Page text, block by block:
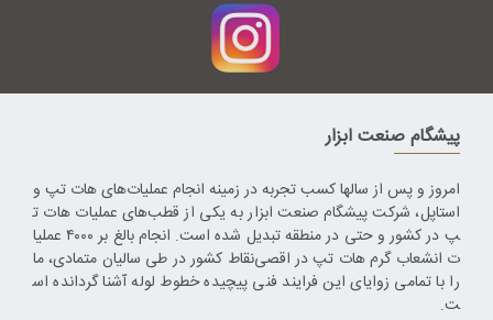
پیشگام صنعت ابزار
امروز و پس از سالها کسب تجربه در زمینه انجام عملیات‌های هات تپ و
استاپل، شرکت پیشگام صنعت ابزار به یکی از قطب‌های عملیات هات ت
پ در کشور و حتی در منطقه تبدیل شده است. انجام بالغ بر ۴۰۰۰ عملیا
ت انشعاب گرم هات تپ در اقصی‌نقاط کشور در طی سالیان متمادی، ما
را با تمامی زوایای این فرایند فنی پیچیده خطوط لوله آشنا گردانده اس
ت.